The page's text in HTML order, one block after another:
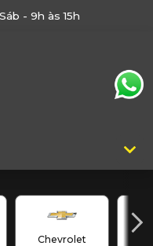
- 9h às 15h
Chevrolet